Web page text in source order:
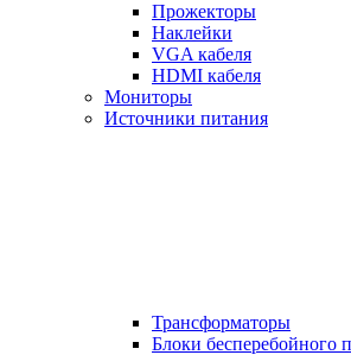
Прожекторы
Наклейки
VGA кабеля
HDMI кабеля
Мониторы
Источники питания
Трансформаторы
Блоки бесперебойного